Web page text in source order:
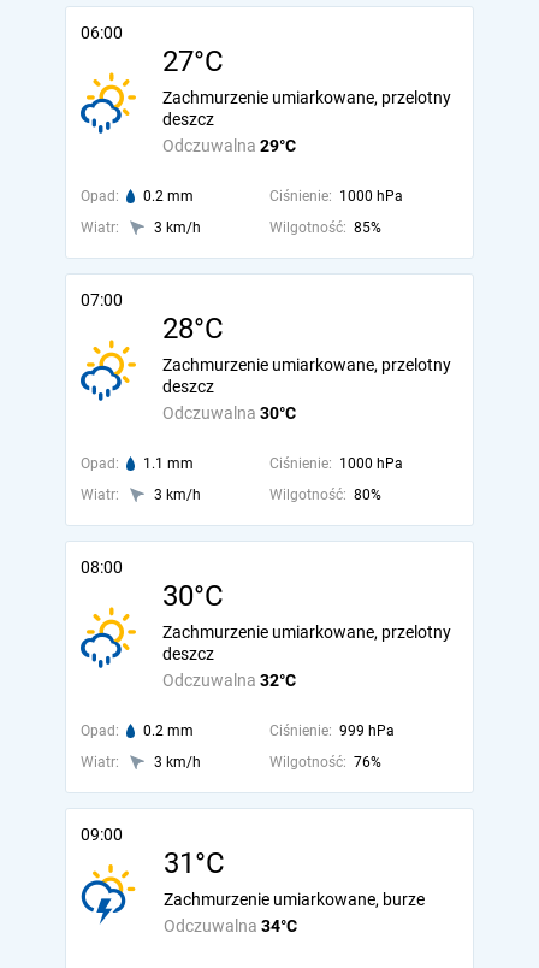
06:00
27°C
Odczuwalna 29°C
Zachmurzenie umiarkowane, przelotny
deszcz
Opad: 0.2 mm Ciśnienie: 1000 hPa
Wiatr:
3 km/h Wilgotność: 85%
07:00
28°C
Odczuwalna 30°C
Zachmurzenie umiarkowane, przelotny
deszcz
Opad: 1.1 mm Ciśnienie: 1000 hPa
Wiatr:
3 km/h Wilgotność: 80%
08:00
30°C
Odczuwalna 32°C
Zachmurzenie umiarkowane, przelotny
deszcz
Opad: 0.2 mm Ciśnienie: 999 hPa
Wiatr:
3 km/h Wilgotność: 76%
09:00
31°C
Odczuwalna 34°C
Zachmurzenie umiarkowane, burze